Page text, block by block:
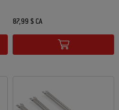
87,99 $ CA
Color Options